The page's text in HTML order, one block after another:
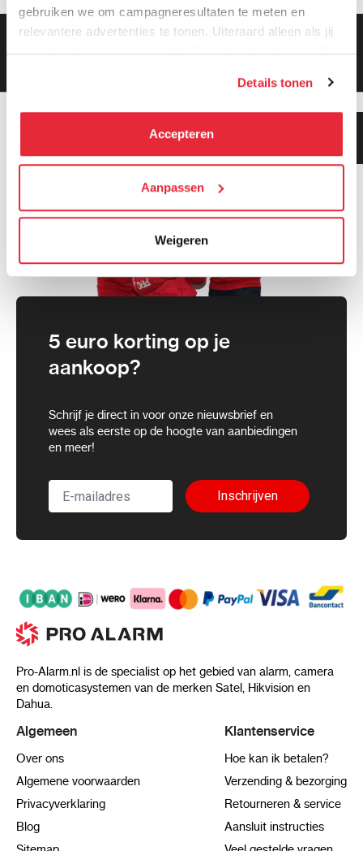
gebruiken we om campagneresultaten te meten en
relevantere advertenties te tonen. Uiteraard alleen als jij
daar toestemming voor geeft. Als je toestemming geeft,
kunnen deze gegevens combineren met informatie die zij
hebben verzameld via het gebruik van hun diensten. Je
kunt alle cookies accepteren, alleen noodzakelijke
We werken samen met21 derden
die uw gegevens
kunnen ontvangen en verwerken.
Details tonen
Accepteren
Aanpassen
Weigeren
Gratis bezorging vanaf €99,-
Gratis retourneren binnen 90 dagen*
5 euro korting op je
aankoop?
Schrijf je direct in voor onze nieuwsbrief en
wees als eerste op de hoogte van aanbiedingen
en meer!
Inschrijven
Pro-Alarm.nl is de specialist op het gebied van alarm, camera
en domoticasystemen van de merken Satel, Hikvision en
Dahua.
Klanten geven ons 9.3
Algemeen
Over ons
Algemene voorwaarden
Privacyverklaring
Blog
Klantenservice
Hoe kan ik betalen?
Verzending & bezorging
Retourneren & service
Aansluit instructies